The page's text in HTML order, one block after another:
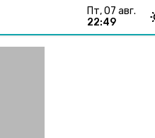
пт, 07 авг.
22:49